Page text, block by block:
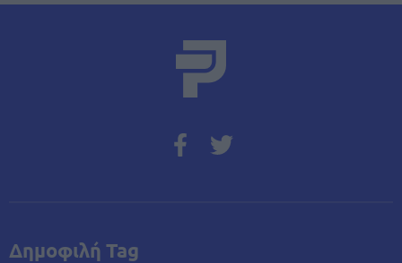
Δημοφιλή Tag